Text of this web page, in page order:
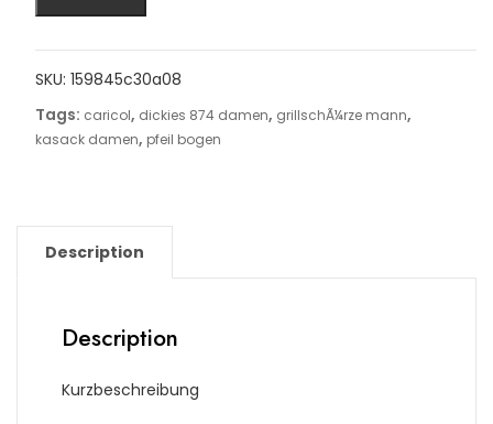
SKU: 159845c30a08
Tags: caricol, dickies 874 damen, grillschÃ¼rze mann,
kasack damen, pfeil bogen
Description
Description
Kurzbeschreibung